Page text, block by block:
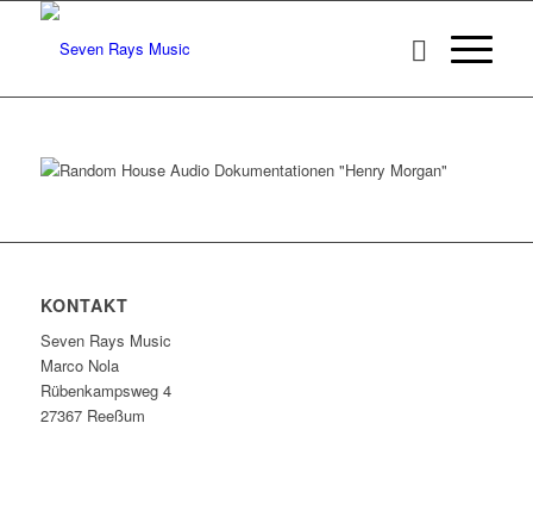
KONTAKT
Seven Rays Music
Marco Nola
Rübenkampsweg 4
27367 Reeßum